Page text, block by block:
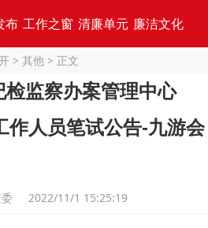
布 工作之窗 清廉单元 廉洁文化
> 其他 > 正文
监察办案管理中心
作人员笔试公告-九游会
委 2022/11/1 15:25:19